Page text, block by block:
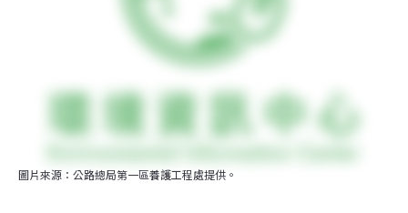
圖片來源：公路總局第一區養護工程處提供。